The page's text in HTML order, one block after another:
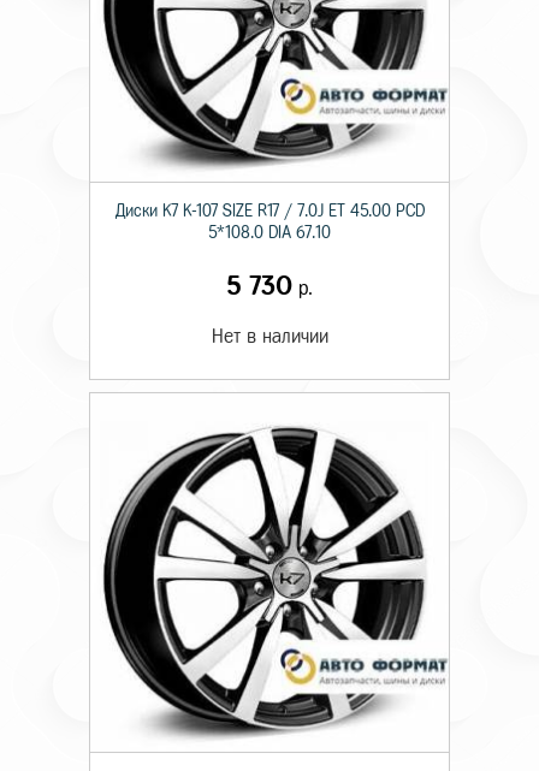
Диски K7 K-107 SIZE R17 / 7.0J ET 45.00 PCD
5*108.0 DIA 67.10
5 730 р.
Нет в наличии